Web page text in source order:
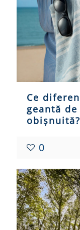
Ce
geantă
obișnuită?
0